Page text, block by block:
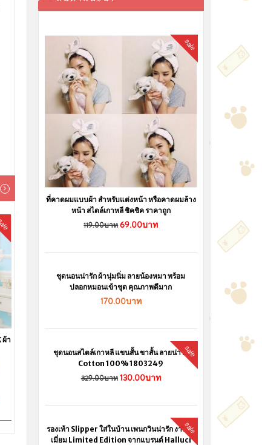
sale
ที่คาดผมแบบผ้า สำหรับแต่งหน้า หรือคาดผมล้าง
หน้า สไตล์เกาหลี ชิคชิค ราคาถูก
119.00บาท69.00บาท
ชุดนอนน่ารัก ผ้านุ่มนิ่ม ลายน้องหมา พร้อม
ปลอกหมอนเข้าชุด คุณภาพดีมาก
170.00บาท
sale
ชุดนอนสไตล์เกาหลี แขนสั้น ขาสั้น ลายน่ารัก
Cotton 100% 1803249
329.00บาท130.00บาท
sale
รองเท้า Slipper ใส่ในบ้าน เพนกวินน่ารัก งานพรี
เมี่ยม Limited Edition จากแบรนด์ Halluci